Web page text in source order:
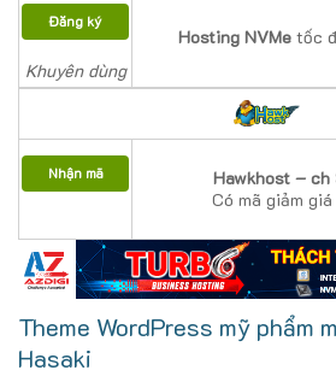
Đăng ký
Khuyên dùng
Hosting NVMe tốc
Nhận mã
Hawkhost –
Có mã giảm
Theme WordPress mỹ phẩm
Hasaki